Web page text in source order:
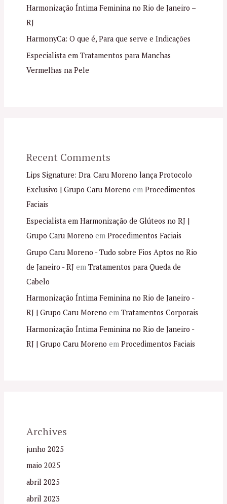
Harmonização Íntima Feminina no Rio de Janeiro –
RJ
HarmonyCa: O que é, Para que serve e Indicações
Especialista em Tratamentos para Manchas
Vermelhas na Pele
Recent Comments
Lips Signature: Dra. Caru Moreno lança Protocolo
Exclusivo | Grupo Caru Moreno em Procedimentos
Faciais
Especialista em Harmonização de Glúteos no RJ |
Grupo Caru Moreno em Procedimentos Faciais
Grupo Caru Moreno - Tudo sobre Fios Aptos no Rio
de Janeiro - RJem Tratamentos para Queda de
Cabelo
Harmonização Íntima Feminina no Rio de Janeiro -
RJ | Grupo Caru Moreno em Tratamentos Corporais
Harmonização Íntima Feminina no Rio de Janeiro -
RJ | Grupo Caru Moreno em Procedimentos Faciais
Archives
junho 2025
maio 2025
abril 2025
abril 2023